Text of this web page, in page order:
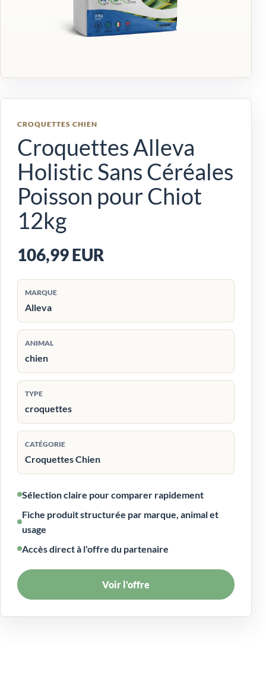
CROQUETTES CHIEN
Croquettes Alleva
Holistic Sans Céréales
Poisson pour Chiot
12kg
106,99 EUR
MARQUE
Alleva
ANIMAL
chien
TYPE
croquettes
CATÉGORIE
Croquettes Chien
Sélection claire pour comparer rapidement
Fiche produit structurée par marque, animal et
usage
Accès direct à l'offre du partenaire
Voir l’offre